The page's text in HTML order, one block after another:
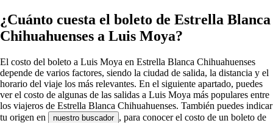
¿Cuánto cuesta el boleto de Estrella Blanca
Chihuahuenses a Luis Moya?
El costo del boleto a Luis Moya en Estrella Blanca Chihuahuenses
depende de varios factores, siendo la ciudad de salida, la distancia y el
horario del viaje los más relevantes. En el siguiente apartado, puedes
ver el costo de algunas de las salidas a Luis Moya más populares entre
los viajeros de Estrella Blanca Chihuahuenses. También puedes indicar
tu origen en
nuestro buscador , para conocer el costo de un boleto de